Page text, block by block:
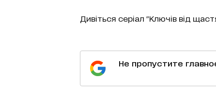
Дивіться серіал "Ключів від
Не пропустите